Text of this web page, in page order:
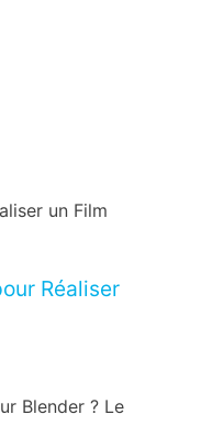
un Film
Blender ? Le